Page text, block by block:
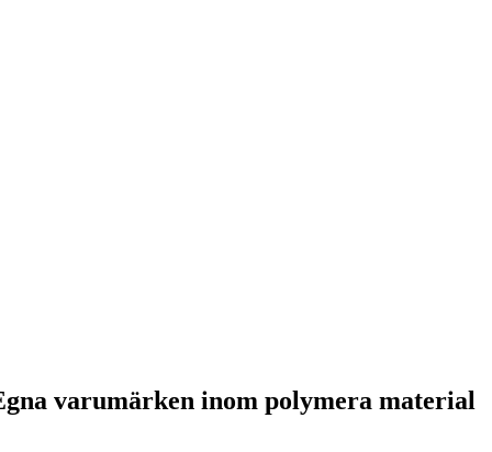
varumärken inom polymera material